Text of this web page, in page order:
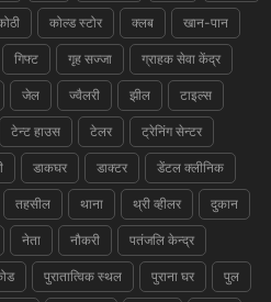
कोल्ड स्टोर क्लब खान-पान
गिफ्ट गृह सज्जा ग्राहक सेवा केंद्र
जेल ज्वैलरी झील टाइल्स
टेन्ट हाउस टेलर ट्रेनिंग सेन्टर
डाकघर डाक्टर डेंटल क्लीनिक
तहसील थाना थ्री व्हीलर दुकान
नेता नौकरी पतंजलि केन्द्र
पुरातात्विक स्थल पुराना घर पुल